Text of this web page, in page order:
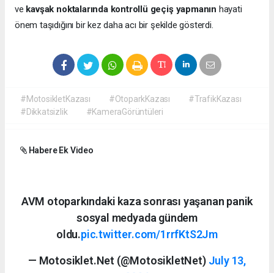
ve kavşak noktalarında kontrollü geçiş yapmanın hayati
önem taşıdığını bir kez daha acı bir şekilde gösterdi.
#MotosikletKazası #OtoparkKazası
#TrafikKazası
#Dikkatsizlik
#KameraGörüntüleri
Habere Ek Video
AVM otoparkındaki kaza sonrası yaşanan panik
sosyal medyada gündem
oldu.pic.twitter.com/1rrfKtS2Jm
— Motosiklet.Net (@MotosikletNet) July 13,